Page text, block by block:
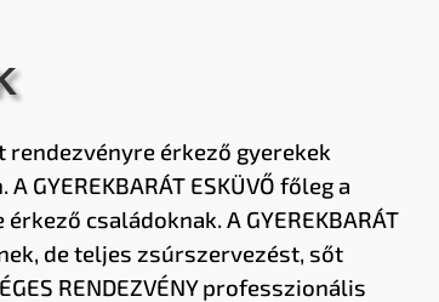
érkező gyerekek
ESKÜVŐ főleg a
családoknak. A GYEREKBARÁT
de teljes zsúrszervezést, sőt
RENDEZVÉNY professzionális